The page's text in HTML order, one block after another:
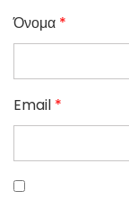
Όνομα *
Email *